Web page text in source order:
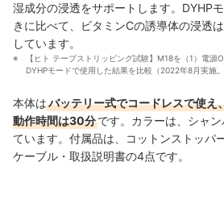
湿成分の浸透をサポートします。DYHP
きに比べて、ビタミンCの誘導体の浸透
しています。
【ヒト テープストリッピング試験】M18を（1）電源
DYHPモードで使用した結果を比較（2022年8月実施。
本体はバッテリー式でコードレスで使え
動作時間は30分です。カラーは、シャ
ています。付属品は、コットンストッパ
ケーブル・取扱説明書の4点です。